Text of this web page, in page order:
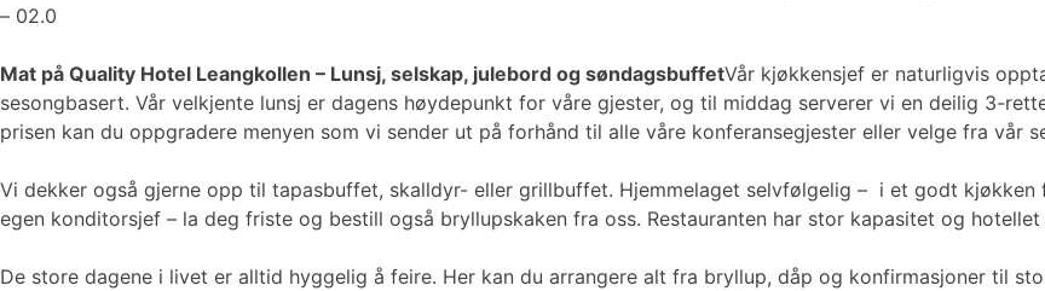
– 02.0
Mat på Quality Hotel Leangkollen – Lunsj, selskap, julebord og søndagsbuffetVår kjøkkensjef er naturligvis
sesongbasert. Vår velkjente lunsj er dagens høydepunkt for våre gjester, og til middag serverer vi en deilig 3-
prisen kan du oppgradere menyen som vi sender ut på forhånd til alle våre konferansegjester eller velge fra vår
Vi dekker også gjerne opp til tapasbuffet, skalldyr- eller grillbuffet. Hjemmelaget selvfølgelig – i et godt kjøkken
egen konditorsjef – la deg friste og bestill også bryllupskaken fra oss. Restauranten har stor kapasitet og
De store dagene i livet er alltid hyggelig å feire. Her kan du arrangere alt fra bryllup, dåp og konfirmasjoner til